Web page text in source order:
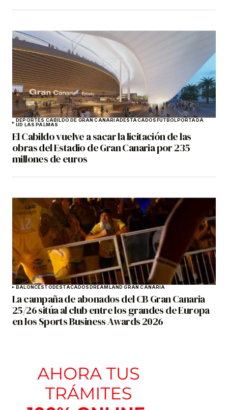
DEPORTES CABILDO DE GRAN CANARIADESTACADOSFÚTBOLPORTADA
UD LAS PALMAS
El Cabildo vuelve a sacar la licitación de las
obras del Estadio de Gran Canaria por 235
millones de euros
BALONCESTODESTACADOSDREAMLAND GRAN CANARIA
La campaña de abonados del CB Gran Canaria
25/26 sitúa al club entre los grandes de Europa
en los Sports Business Awards 2026